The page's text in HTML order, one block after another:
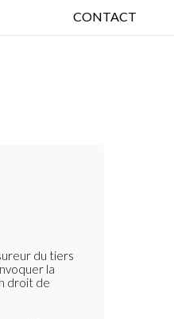
CONTACT
du tiers
la
droit de